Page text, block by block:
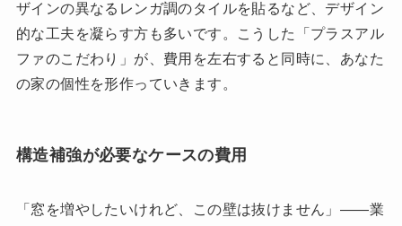
ザインの異なるレンガ調のタイルを貼るなど、デザイン
的な工夫を凝らす方も多いです。こうした「プラスアル
ファのこだわり」が、費用を左右すると同時に、あなた
の家の個性を形作っていきます。
構造補強が必要なケースの費用
「窓を増やしたいけれど、この壁は抜けません」――業